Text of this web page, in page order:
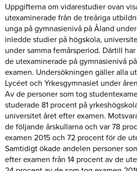
Uppgifterna om vidarestudier ovan
utexaminerade från de treåriga
unga på gymnasienivå på Åland
inledde studier på högskola,
under samma femårsperiod. Därtill
de utexaminerade på gymnasienivå
examen. Undersökningen gäller alla
Lycéet och Yrkesgymnasiet under
Av de personer som tog
studerade 81 procent på
universitet året efter examen.
de följande årskullarna och var 78
examen 2015 och 72 procent för de
Samtidigt ökade andelen personer
efter examen från 14 procent av de